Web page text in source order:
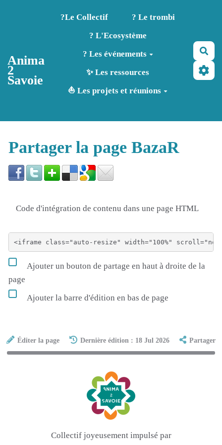
Aller au contenu principal
Anima
2
Savoie
?️Le Collectif
? Le trombi
? L'Ecosystème
? Les événements
✨ Les ressources
⛵ Les projets et réunions
Partager la page BazaR
Code d'intégration de contenu dans une page HTML
Ajouter un bouton de partage en haut à droite de la
page
Ajouter la barre d'édition en bas de page
Éditer la page Dernière édition : 18 Jul 2026 Partager
Collectif joyeusement impulsé par